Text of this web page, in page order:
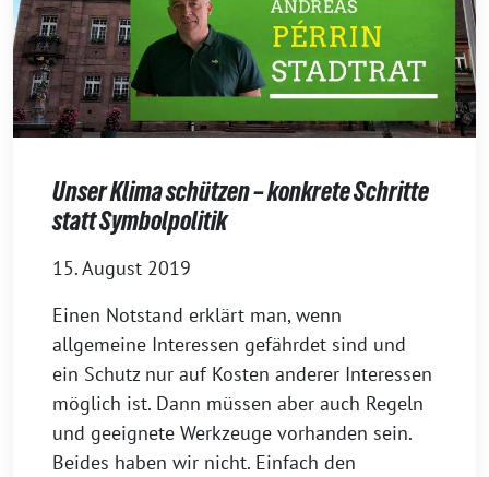
Unser Klima schützen – konkrete Schritte
statt Symbolpolitik
15. August 2019
Einen Notstand erklärt man, wenn
allgemeine Interessen gefährdet sind und
ein Schutz nur auf Kosten anderer Interessen
möglich ist. Dann müssen aber auch Regeln
und geeignete Werkzeuge vorhanden sein.
Beides haben wir nicht. Einfach den